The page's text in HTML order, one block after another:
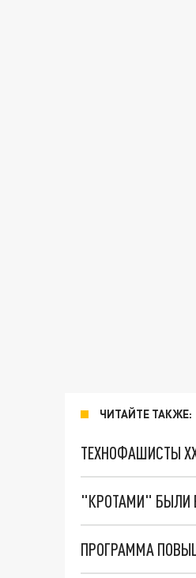
ЧИТАЙТЕ ТАКЖЕ:
ТЕХНОФАШИСТЫ
"КРОТАМИ" БЫЛИ